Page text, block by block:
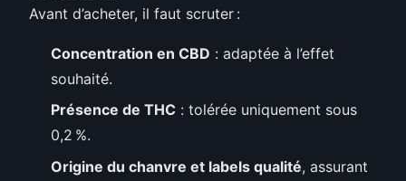
Avant d’acheter, il faut scruter :
Concentration en CBD : adaptée à l’effet
souhaité.
Présence de THC : tolérée uniquement sous
0,2 %.
Origine du chanvre et labels qualité, assurant